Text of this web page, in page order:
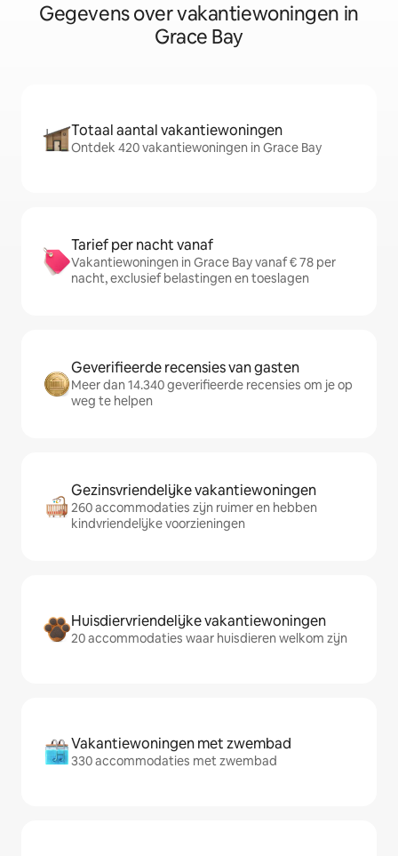
Gegevens over vakantiewoningen in
Grace Bay
Totaal aantal vakantiewoningen
Ontdek 420 vakantiewoningen in Grace Bay
Tarief per nacht vanaf
Vakantiewoningen in Grace Bay vanaf € 78 per
nacht, exclusief belastingen en toeslagen
Geverifieerde recensies van gasten
Meer dan 14.340 geverifieerde recensies om je op
weg te helpen
Gezinsvriendelijke vakantiewoningen
260 accommodaties zijn ruimer en hebben
kindvriendelijke voorzieningen
Huisdiervriendelijke vakantiewoningen
20 accommodaties waar huisdieren welkom zijn
Vakantiewoningen met zwembad
330 accommodaties met zwembad